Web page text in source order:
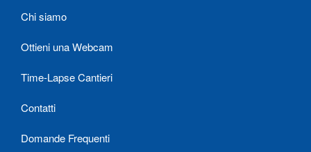
Chi siamo
Ottieni una Webcam
Time-Lapse Cantieri
Contatti
Domande Frequenti